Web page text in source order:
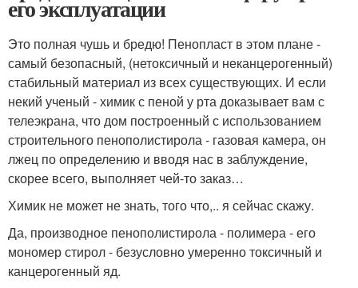
его эксплуатации
Это полная чушь и бредю! Пенопласт в этом плане -
самый безопасный, (нетоксичный и неканцерогенный)
стабильный материал из всех существующих. И если
некий ученый - химик с пеной у рта доказывает вам с
телеэкрана, что дом построенный с использованием
строительного пенополистирола - газовая камера, он
лжец по определению и вводя нас в заблуждение,
скорее всего, выполняет чей-то заказ…
Химик не может не знать, того что,.. я сейчас скажу.
Да, производное пенополистирола - полимера - его
мономер стирол - безусловно умеренно токсичный и
канцерогенный яд.